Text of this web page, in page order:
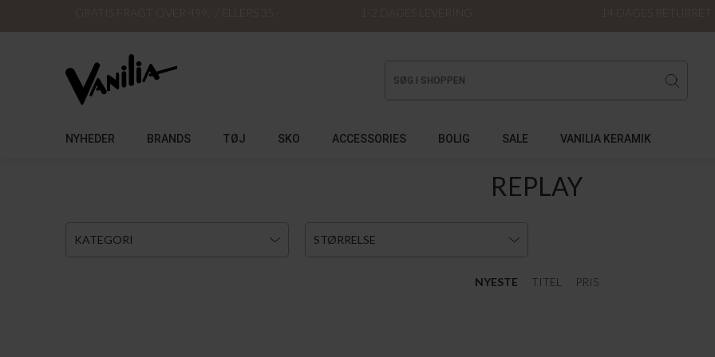
GRATIS FRAGT OVER 499,- / ELLERS 35,- 1-2 DAGES LEVERING 14 DAGES RETURRET
NYHEDER BRANDS TØJ SKO ACCESSORIES BOLIG SALE VANILIA KERAMIK
REPLAY
KATEGORI STØRRELSE
NYESTE TITEL PRIS